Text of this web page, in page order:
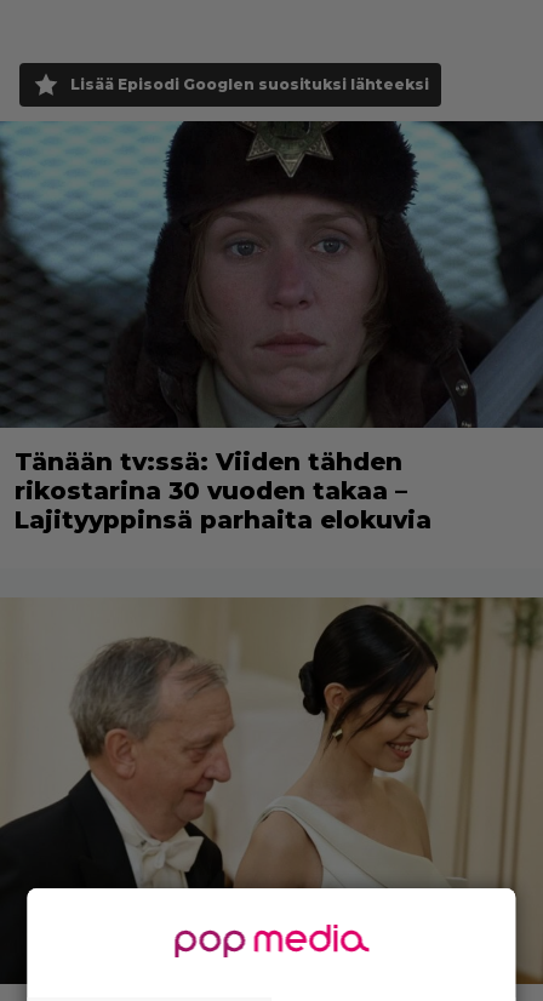
Lisää Episodi Googlen suosituksi lähteeksi
Tänään tv:ssä: Viiden tähden
rikostarina 30 vuoden takaa –
Lajityyppinsä parhaita elokuvia